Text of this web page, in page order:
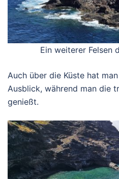
Ein weiterer Felsen
Auch über die Küste hat
Ausblick, während man die
genießt.